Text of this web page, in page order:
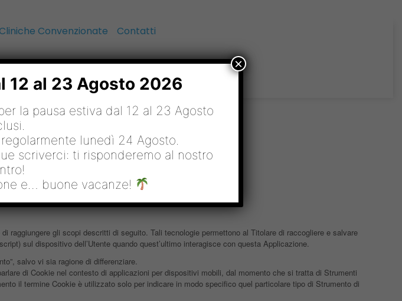
Convenzionate Contatti
Policy
gli scopi descritti di seguito. Tali tecnologie permettono al Titolare di raccogliere e salvare
sul dispositivo dell’Utente quando quest’ultimo interagisce con questa Applicazione.
salvo vi sia ragione di differenziare.
di Cookie nel contesto di applicazioni per dispositivi mobili, dal momento che si tratta di Strumenti
il termine Cookie è utilizzato solo per indicare in modo specifico quel particolare tipo di Strumento di
12 al 23 Agosto 2026
la pausa estiva dal 12 al 23 Agosto
lunedì 24 Agosto.
scriverci: ti risponderemo al nostro
e… buone vacanze!
×